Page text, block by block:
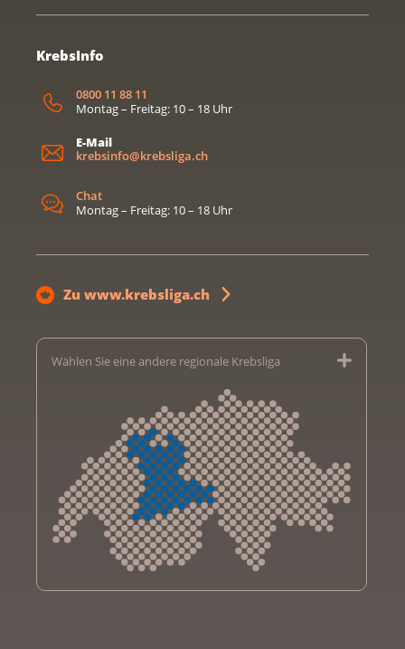
KrebsInfo
0800 11 88 11
Montag – Freitag: 10 – 18 Uhr
E-Mail
krebsinfo@krebsliga.ch
Chat
Montag – Freitag: 10 – 18 Uhr
Zu www.krebsliga.ch
Wählen Sie eine andere regionale Krebsliga